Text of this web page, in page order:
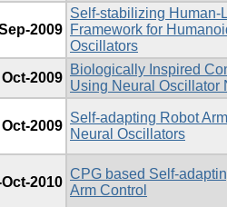
2009
Self-stabilizing Human-
Framework for
Oscillators
Oct-2009
Biologically Inspired
Using Neural Oscillator
Oct-2009
Self-adapting Robot
Neural Oscillators
Oct-2010
CPG based Self-
Arm Control